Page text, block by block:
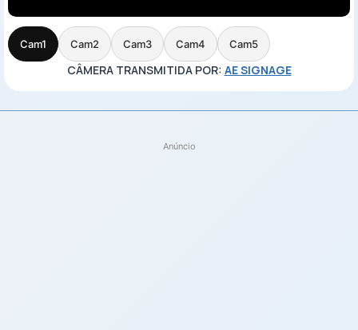
Cam1 Cam2 Cam3 Cam4 Cam5
CÂMERA TRANSMITIDA POR: AE SIGNAGE
Anúncio